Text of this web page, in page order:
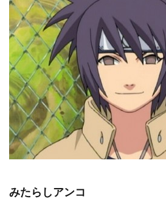
2
【NARUTO】
みたらしアン
コの名言・名
セリフ
3
【NARUTO】
登場人物一覧
みたらしアンコ